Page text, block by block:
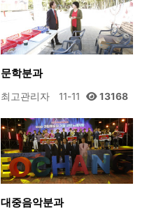
문학분과
최고관리자 11-11 13168
대중음악분과